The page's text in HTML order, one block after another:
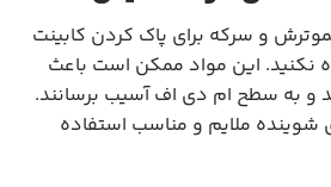
و سرکه برای پاک کردن کابینت
نکنید. این مواد ممکن است باعث
و به سطح ام دی اف آسیب برسانند.
ملایم و مناسب استفاده